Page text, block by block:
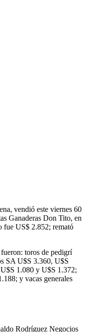
vendió este viernes 60
Ganaderas Don Tito, en
fue US$ 2.852; remató
toros de pedigrí
SA U$S 3.360, U$S
1.080 y U$S 1.372;
y vacas generales
Rodríguez Negocios